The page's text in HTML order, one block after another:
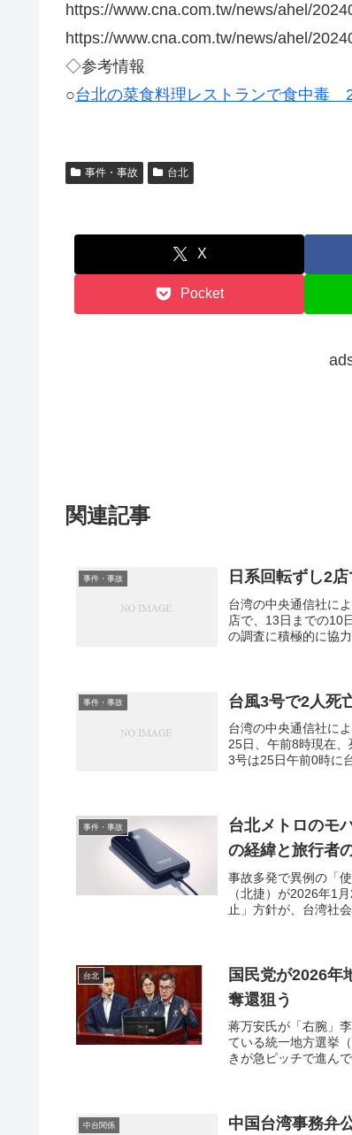
https://www.cna.com.tw/news/ahel/
https://www.cna.com.tw/news/ahel/
◇参考情報
○台北の菜食料理レストランで食中毒
事件・事故 台北
X
Pocket
関連記事
事件・事故 日系回転ずし2
台湾の中央通信社に
店で、13日までの10
の調査に積極的に協
事件・事故 台風3号で2人死
台湾の中央通信社に
25日、午前8時現在
3号は25日午前0時に
事件・事故
台北メトロのモ
の経緯と旅行者
事故多発で異例の「
（北捷）が2026年1
止」方針が、台湾社
台北
国民党が2026年
奪還狙う
蒋万安氏が「右腕」
ている統一地方選挙
きが急ピッチで進ん
中台関係 中国台湾事務弁